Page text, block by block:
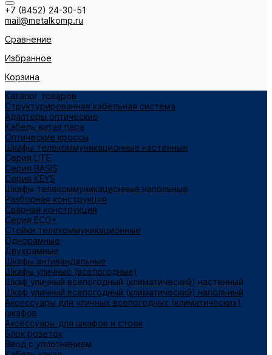
+7 (8452) 24-30-51
mail@metalkomp.ru
Сравнение
Избранное
Корзина
Каталог товаров
Структурированная кабельная система
Адаптеры оптические
Кабель витая пара
Оптические кроссы
Шкафы телекоммуникационные настенные
Cерия LITE
Cерия BASIS
Cерия KEYS
Шкафы телекоммуникационные напольные
Разборная конструкция
Сварная конструкция
Серия ECO+
Стойки телекоммуникационные
Однорамные
Двухрамные
Шкафы антивандальные
Шкафы уличные (всепогодные)
Шкаф уличный всепогодный (климатический) настенный
Шкаф уличный всепогодный (климатический) напольный
Аксессуары для уличных всепогодных (климатических)
шкафов
Аксессуары для шкафов и стоек
Блок розеток
Ввод с уплотнением